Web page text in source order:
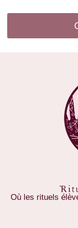
Où les rituels